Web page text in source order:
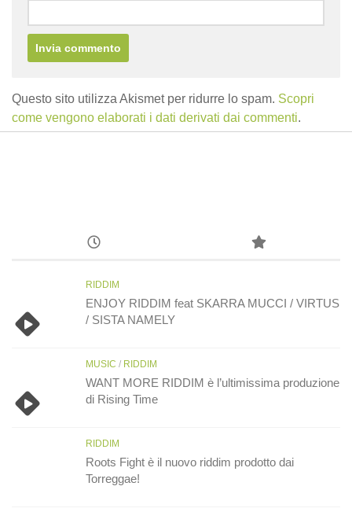
Questo sito utilizza Akismet per ridurre lo spam. Scopri
come vengono elaborati i dati derivati dai commenti.
RIDDIM
ENJOY RIDDIM feat SKARRA MUCCI / VIRTUS
/ SISTA NAMELY
MUSIC / RIDDIM
WANT MORE RIDDIM è l’ultimissima produzione
di Rising Time
RIDDIM
Roots Fight è il nuovo riddim prodotto dai
Torreggae!